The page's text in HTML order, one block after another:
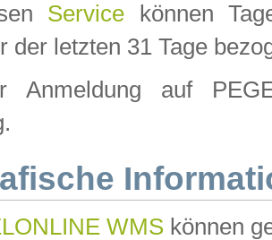
Service können
der letzten 31 Tage
Anmeldung auf
WMS können